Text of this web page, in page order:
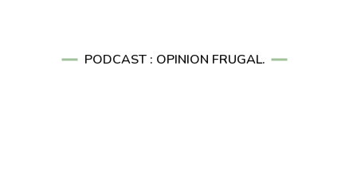
PODCAST : OPINION FRUGAL.